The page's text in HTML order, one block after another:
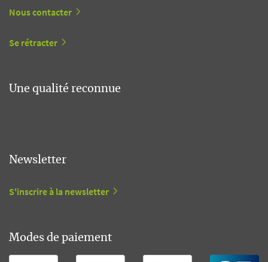
Nous contacter
Se rétracter
Une qualité reconnue
Newsletter
S'inscrire à la newsletter
Modes de paiement